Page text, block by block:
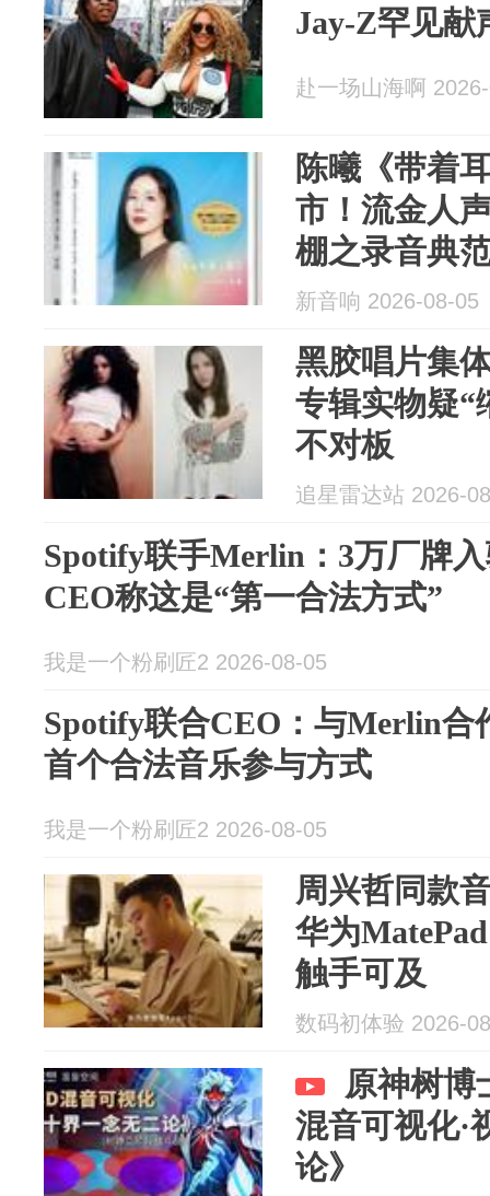
Jay-Z罕见献
赴一场山海啊
陈曦《带着
市！流金人
棚之录音典
新音响 2026-08-05
黑胶唱片集
专辑实物疑“
不对板
追星雷达站 2026-
Spotify联手Merlin：3万厂牌
CEO称这是“第一合法方式”
我是一个粉刷匠2 2026-08-05
Spotify联合CEO：与Merlin合
首个合法音乐参与方式
我是一个粉刷匠2 2026-08-05
周兴哲同款
华为
触手可及
数码初体验 2026-
原神树博
混音可视化·
论》